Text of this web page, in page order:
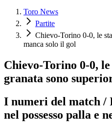
Toro News
Partite
Chievo-Torino 0-0, le
manca solo il gol
Chievo-Torino 0-0,
granata sono
I numeri del match /
nel possesso palla e